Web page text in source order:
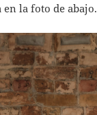
en la foto de abajo.